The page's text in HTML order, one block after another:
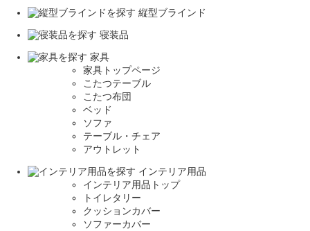
縦型ブラインド
寝装品
家具
家具トップページ
こたつテーブル
こたつ布団
ベッド
ソファ
テーブル・チェア
アウトレット
インテリア用品
インテリア用品トップ
トイレタリー
クッションカバー
ソファーカバー